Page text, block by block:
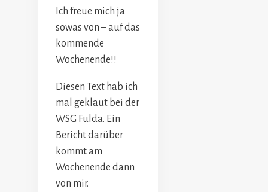
Ich freue mich ja
sowas von – auf das
kommende
Wochenende!!
Diesen Text hab ich
mal geklaut bei der
WSG Fulda. Ein
Bericht darüber
kommt am
Wochenende dann
von mir.